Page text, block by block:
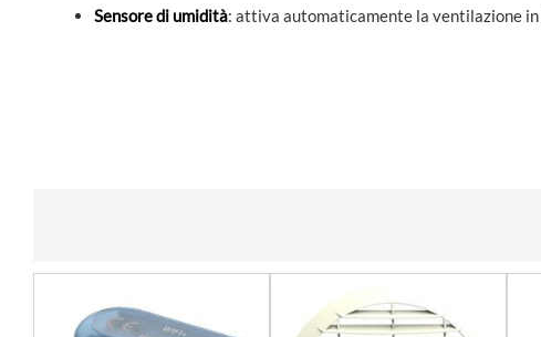
Sensore di umidità: attiva automaticamente la ventilazione in